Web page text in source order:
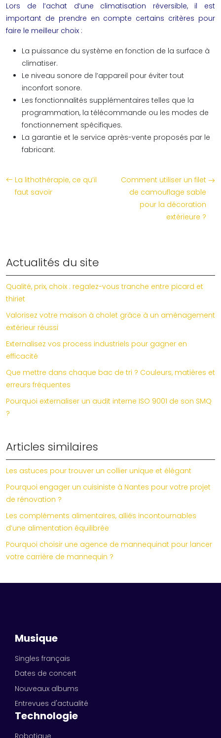
Lors de l’achat d’une climatisation réversible, il est
important de prendre en compte certains critères pour
faire le meilleur choix :
La puissance du système en fonction de la surface à
climatiser.
Le niveau sonore de l’appareil pour éviter tout
inconfort sonore.
Les fonctionnalités supplémentaires telles que la
programmation, la télécommande ou les modes de
fonctionnement spécifiques.
La garantie et le service après-vente proposés par le
fabricant.
La lithothérapie, ce qu’il
faut savoir
Comment utiliser un filet
de camouflage sable
pour la décoration
extérieure ?
Actualités du site
Qualité, prix, choix : regalez-vous tranche entre picard et
thiriet
Valorisez votre maison à cholet grâce à un aménagement
extérieur réussi
Externalisez vos process industriels pour gagner en
efficacité
Que mettre dans chaque bac de tri ? Couleurs, matières et
erreurs fréquentes
Pourquoi externaliser un audit interne ISO 9001 de son SMQ
?
Articles similaires
Les astuces pour trouver un collier unique et élégant
Pourquoi engager un cuisiniste à Nantes pour votre projet
de rénovation ?
Les compléments alimentaires, alliés incontournables
d’une alimentation équilibrée
Pourquoi choisir une agence de mannequinat pour lancer
votre carrière de mannequin ?
Musique
Singles français
Dates de concert
Nouveaux albums
Entrevues d'actualité
Technologie
Robotique